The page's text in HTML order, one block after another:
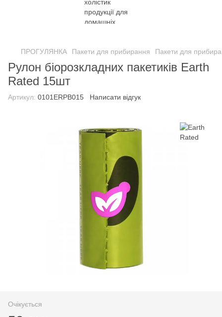
ПРОГУЛЯНКА Пакети для прибирання Пакети для
Рулон біорозкладних пакетиків Earth
Rated 15шт
Артикул: 0101ERPB015 Написати відгук
Очікується